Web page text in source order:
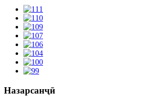
Назарсанҷӣ